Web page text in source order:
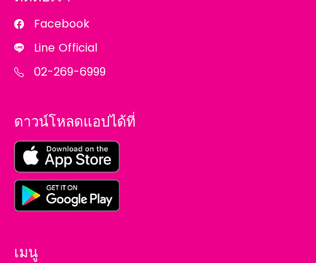
Facebook
Line Official
02-269-6999
ดาวน์โหลดแอปได้ที่
เมนู